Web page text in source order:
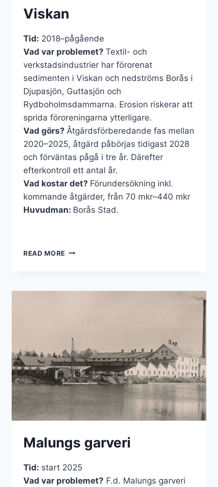
Viskan
Tid: 2018–pågående
Vad var problemet? Textil- och
verkstadsindustrier har förorenat
sedimenten i Viskan och nedströms Borås i
Djupasjön, Guttasjön och
Rydboholmsdammarna. Erosion riskerar att
sprida föroreningarna ytterligare.
Vad görs? Åtgärdsförberedande fas mellan
2020–2025, åtgärd påbörjas tidigast 2028
och förväntas pågå i tre år. Därefter
efterkontroll ett antal år.
Vad kostar det? Förundersökning inkl.
kommande åtgärder, från 70 mkr–440 mkr
Huvudman: Borås Stad.
READ MORE VISKAN
Malungs garveri
Tid: start 2025
Vad var problemet? F.d. Malungs garveri